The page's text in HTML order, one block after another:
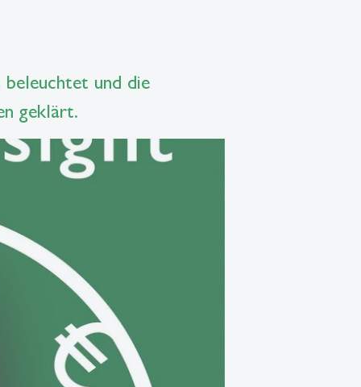
beleuchtet und die
geklärt.